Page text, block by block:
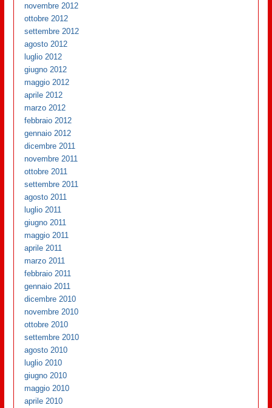
novembre 2012
ottobre 2012
settembre 2012
agosto 2012
luglio 2012
giugno 2012
maggio 2012
aprile 2012
marzo 2012
febbraio 2012
gennaio 2012
dicembre 2011
novembre 2011
ottobre 2011
settembre 2011
agosto 2011
luglio 2011
giugno 2011
maggio 2011
aprile 2011
marzo 2011
febbraio 2011
gennaio 2011
dicembre 2010
novembre 2010
ottobre 2010
settembre 2010
agosto 2010
luglio 2010
giugno 2010
maggio 2010
aprile 2010